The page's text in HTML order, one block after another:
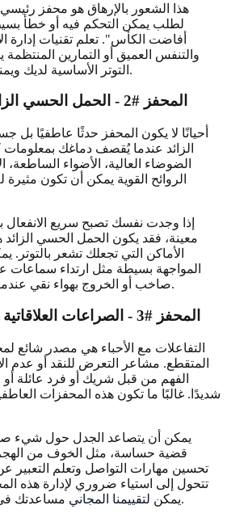
هذا الشعور بالإرهاق هو محفز
لطلب يمكن التحكم فيه أو خطأ
أفاضت الكأس". تعلم تقنيات إدارة
والتنفس العميق أو التمارين
التوتر الأساسية لديك ويمنحك مساحة عاطفية أكبر.
المحفز #2 - الحمل الحسي الزائد والمحفزات البيئية
أحيانًا لا يكون المحفز حدثًا عاطفيًا
الزائد عندما يُقصف دماغك بمعلومات
الضوضاء العالية، الأضواء الساطعة،
الروائح القوية يمكن أن تكون
إذا وجدت نفسك تصبح سريع
معينة، فقد يكون الحمل الحسي
الأماكن التي تجعلك تشعر بالتوتر.
المواجهة بسيطة مثل ارتداء
صاخب أو الخروج بهواء نقي عندما تشعر أن الغرفة مكتظة.
المحفز #3 - الصراعات العلاقاتية والمحفزات العاطفية
التفاعلات مع الأحباء هي مصدر شائع
المتقطع. مشاعر التعرض للنقد أو عدم
الفهم من قبل شريك أو فرد عائلة
شديدًا. غالبًا ما تكون هذه المحفزات
يمكن أن يتصاعد الجدل حول شيء
قضية حساسة، مثل الخوف من الهجر
تحسين مهارات التواصل وتعلم التعبير
تتحول إلى استياء ضروري لإدارة هذه
يمكن لتقييمنا المجاني مساعدتك في التفكير في هذه الأنماط.